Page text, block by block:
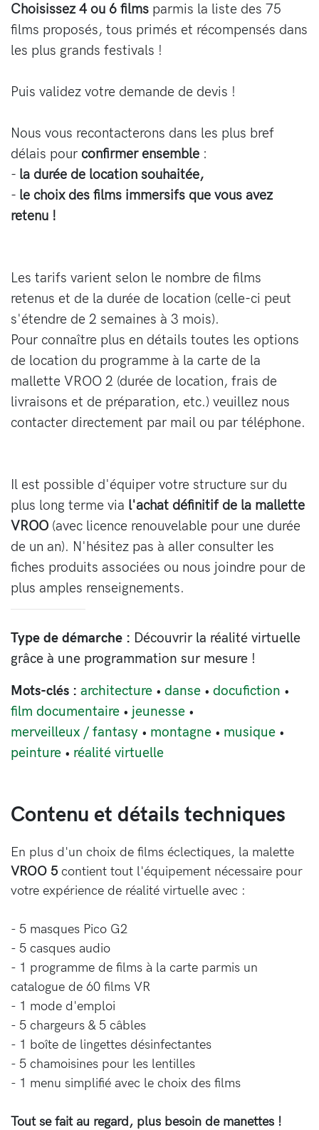
Choisissez 4 ou 6 films parmis la liste des 75
films proposés, tous primés et récompensés dans
les plus grands festivals !
Puis validez votre demande de devis !
Nous vous recontacterons dans les plus bref
délais pour confirmer ensemble :
- la durée de location souhaitée,
- le choix des films immersifs que vous avez
retenu !
Les tarifs varient selon le nombre de films
retenus et de la durée de location (celle-ci peut
s'étendre de 2 semaines à 3 mois).
Pour connaître plus en détails toutes les options
de location du programme à la carte de la
mallette VROO 2 (durée de location, frais de
livraisons et de préparation, etc.) veuillez nous
contacter directement par mail ou par téléphone.
Il est possible d'équiper votre structure sur du
plus long terme via l'achat définitif de la mallette
VROO (avec licence renouvelable pour une durée
de un an). N'hésitez pas à aller consulter les
fiches produits associées ou nous joindre pour de
plus amples renseignements.
Type de démarche : Découvrir la réalité virtuelle
grâce à une programmation sur mesure !
Mots-clés : architecture danse
docufiction
film documentaire
jeunesse
merveilleux / fantasy
montagne
musique
peinture
réalité virtuelle
Contenu et détails techniques
En plus d'un choix de films éclectiques, la malette
VROO 5 contient tout l'équipement nécessaire pour
votre expérience de réalité virtuelle avec :
- 5 masques Pico G2
- 5 casques audio
- 1 programme de films à la carte parmis un
catalogue de 60 films VR
- 1 mode d'emploi
- 5 chargeurs & 5 câbles
- 1 boîte de lingettes désinfectantes
- 5 chamoisines pour les lentilles
- 1 menu simplifié avec le choix des films
Tout se fait au regard, plus besoin de manettes !